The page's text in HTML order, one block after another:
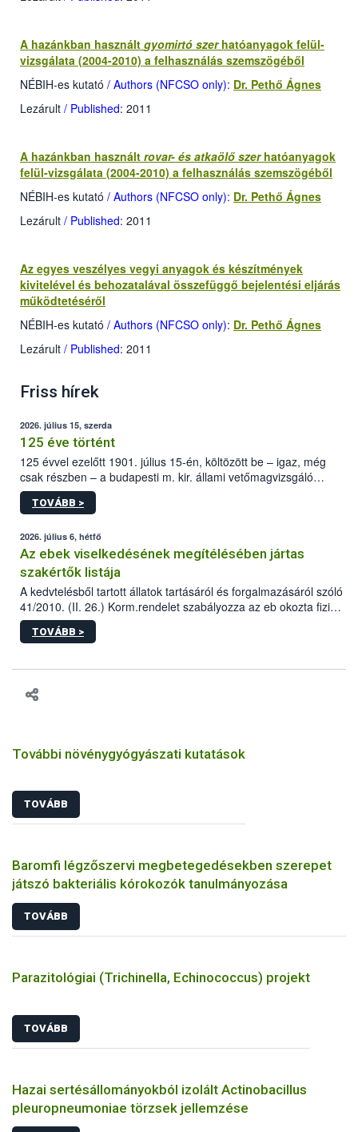
A hazánkban használt gyomirtó szerhatóanyagok felül-
vizsgálata (2004-2010) a felhasználás szemszögéből
NÉBIH-es kutató / Authors (NFCSO only): Dr. Pethő Ágnes
Lezárult / Published: 2011
A hazánkban használt rovar- és atkaölő szerhatóanyagok
felül-vizsgálata (2004-2010) a felhasználás szemszögéből
NÉBIH-es kutató / Authors (NFCSO only): Dr. Pethő Ágnes
Lezárult / Published: 2011
Az egyes veszélyes vegyi anyagok és készítmények
kivitelével és behozatalával összefüggő bejelentési eljárás
működtetéséről
NÉBIH-es kutató / Authors (NFCSO only): Dr. Pethő Ágnes
Lezárult / Published: 2011
Friss hírek
2026. július 15, szerda
125 éve történt
125 évvel ezelőtt 1901. július 15-én, költözött be – igaz, még
csak részben – a budapesti m. kir. állami vetőmagvizsgáló
állomás a Kis Rókus utca 15. szám alatti, Czigler Győző által
tervezett új épületébe.
TOVÁBB >
2026. július 6, hétfő
Az ebek viselkedésének megítélésében jártas
szakértők listája
A kedvtelésből tartott állatok tartásáról és forgalmazásáról szóló
41/2010. (II. 26.) Korm.rendelet szabályozza az eb okozta fizikai
sérülés, illetve ennek veszélye keletkezésekor felmerülő
hatósági feladatokat, valamint a veszélyes eb tartását és annak
vonni az ebek viselkedésének megítélésében jártas szakértőt.
TOVÁBB >
További növénygyógyászati kutatások
TOVÁBB
Baromfi légzőszervi megbetegedésekben szerepet
játszó bakteriális kórokozók tanulmányozása
TOVÁBB
Parazitológiai (Trichinella, Echinococcus) projekt
TOVÁBB
Hazai sertésállományokból izolált Actinobacillus
pleuropneumoniae törzsek jellemzése